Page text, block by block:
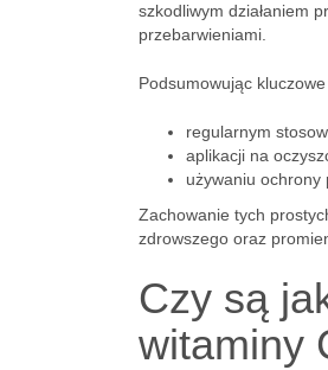
szkodliwym działaniem
przebarwieniami.
Podsumowując
regularnym
aplikacji na
używaniu ochrony
Zachowanie tych
zdrowszego oraz
Czy są
witaminy